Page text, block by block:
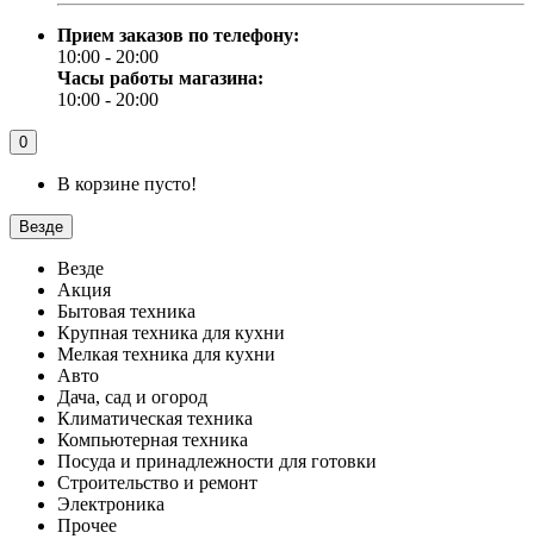
Прием заказов по телефону:
10:00 - 20:00
Часы работы магазина:
10:00 - 20:00
0
В корзине пусто!
Везде
Везде
Акция
Бытовая техника
Крупная техника для кухни
Мелкая техника для кухни
Авто
Дача, сад и огород
Климатическая техника
Компьютерная техника
Посуда и принадлежности для готовки
Строительство и ремонт
Электроника
Прочее